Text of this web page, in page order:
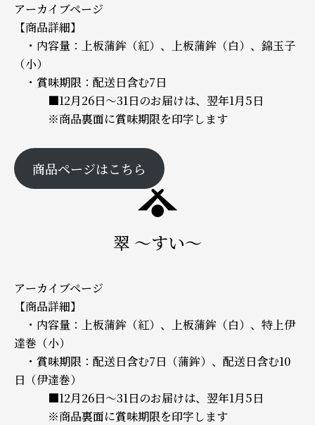
アーカイブページ
【商品詳細】
・内容量：上板蒲鉾（紅）、上板蒲鉾（白）、錦玉子
（小）
・賞味期限：配送日含む7日
■12月26日～31日のお届けは、翌年1月5日
※商品裏面に賞味期限を印字します
商品ページはこちら
翠 ～すい～
アーカイブページ
【商品詳細】
・内容量：上板蒲鉾（紅）、上板蒲鉾（白）、特上伊
達巻（小）
・賞味期限：配送日含む7日（蒲鉾）、配送日含む10
日（伊達巻）
■12月26日～31日のお届けは、翌年1月5日
※商品裏面に賞味期限を印字します